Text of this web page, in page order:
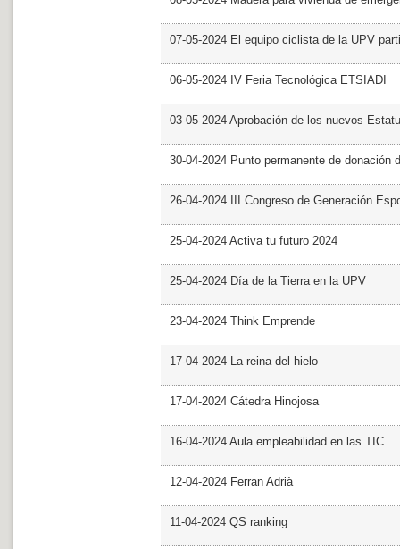
07-05-2024 El equipo ciclista de la UPV
06-05-2024 IV Feria Tecnológica ETSIADI
03-05-2024 Aprobación de los nuevos
30-04-2024 Punto permanente de donación
26-04-2024 III Congreso de Generación
25-04-2024 Activa tu futuro 2024
25-04-2024 Día de la Tierra en la UPV
23-04-2024 Think Emprende
17-04-2024 La reina del hielo
17-04-2024 Cátedra Hinojosa
16-04-2024 Aula empleabilidad en las TIC
12-04-2024 Ferran Adrià
11-04-2024 QS ranking